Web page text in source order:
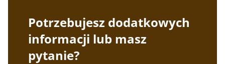
Potrzebujesz dodatkowych
informacji lub masz
pytanie?